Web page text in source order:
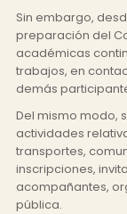
Sin embargo,
preparación del
académicas
trabajos, en
demás
Del mismo modo,
actividades
transportes,
inscripciones,
acompañantes,
pública.